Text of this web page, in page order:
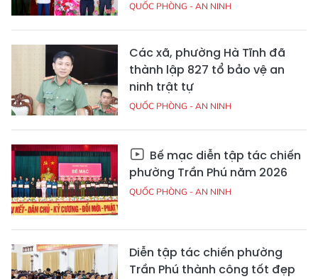
QUỐC PHÒNG - AN NINH
Các xã, phường Hà Tĩnh đã
thành lập 827 tổ bảo vệ an
ninh trật tự
QUỐC PHÒNG - AN NINH
Bế mạc diễn tập tác chiến
phường Trần Phú năm 2026
QUỐC PHÒNG - AN NINH
Diễn tập tác chiến phường
Trần Phú thành công tốt đẹp